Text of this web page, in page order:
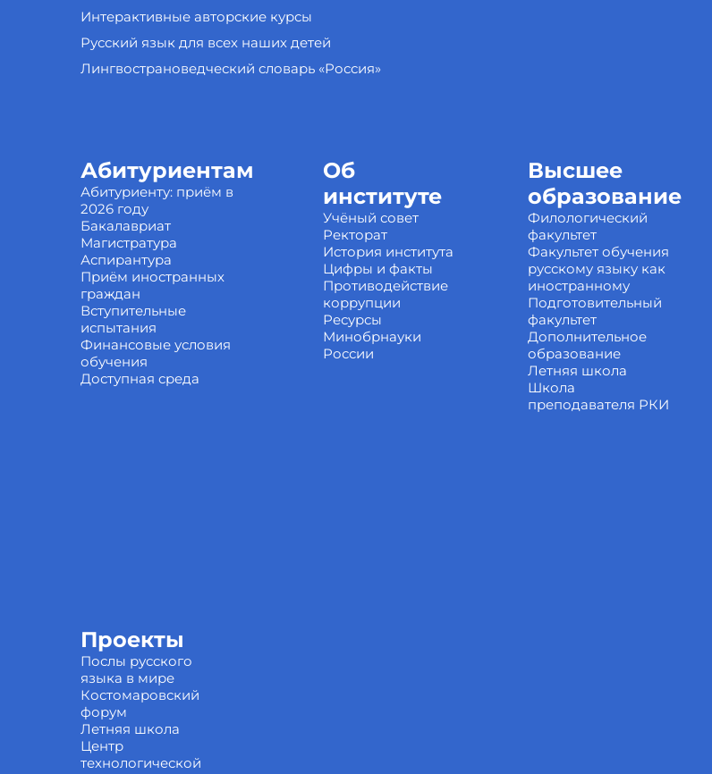
Интерактивные авторские курсы
Русский язык для всех наших детей
Лингвострановедческий словарь «Россия»
Абитуриентам
Абитуриенту: приём в
2026 году
Бакалавриат
Магистратура
Аспирантура
Приём иностранных
граждан
Вступительные
испытания
Финансовые условия
обучения
Доступная среда
Об
институте
Учёный совет
Ректорат
История института
Цифры и факты
Противодействие
коррупции
Ресурсы
Минобрнауки
России
Высшее
образование
Филологический
факультет
Факультет обучения
русскому языку как
иностранному
Подготовительный
факультет
Дополнительное
образование
Летняя школа
Школа
преподавателя РКИ
Проекты
Послы русского
языка в мире
Костомаровский
форум
Летняя школа
Центр
технологической